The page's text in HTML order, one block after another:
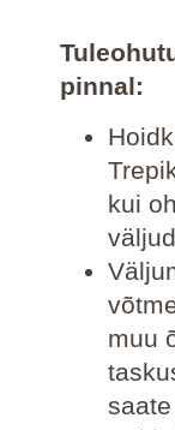
pinnal:
kui
muu